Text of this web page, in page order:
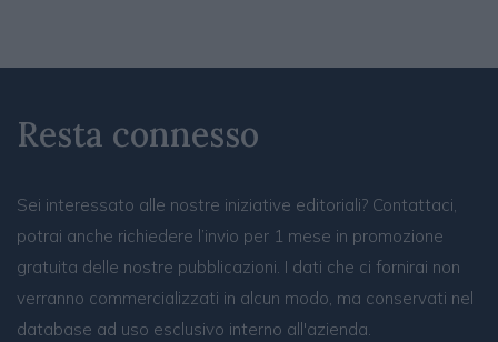
Resta connesso
Sei interessato alle nostre iniziative editoriali? Contattaci,
potrai anche richiedere l’invio per 1 mese in promozione
gratuita delle nostre pubblicazioni. I dati che ci fornirai non
verranno commercializzati in alcun modo, ma conservati nel
database ad uso esclusivo interno all'azienda.